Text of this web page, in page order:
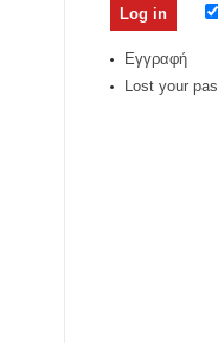
Εγγραφή
Lost your